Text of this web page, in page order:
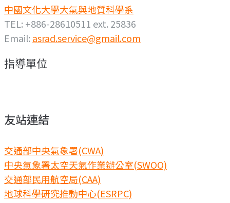
中國文化大學大氣與地質科學系
TEL: +886-28610511 ext. 25836
Email: asrad.service@gmail.com
指導單位
友站連結
交通部中央氣象署(CWA)
中央氣象署太空天氣作業辦公室(SWOO)
交通部民用航空局(CAA)
地球科學研究推動中心(ESRPC)